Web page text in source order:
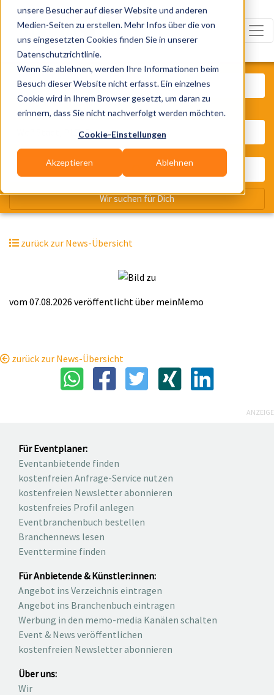
unsere Besucher auf dieser Website und anderen
Medien-Seiten zu erstellen. Mehr Infos über die von
uns eingesetzten Cookies finden Sie in unserer
Datenschutzrichtlinie.
Wenn Sie ablehnen, werden Ihre Informationen beim
Besuch dieser Website nicht erfasst. Ein einzelnes
Cookie wird in Ihrem Browser gesetzt, um daran zu
erinnern, dass Sie nicht nachverfolgt werden möchten.
Cookie-Einstellungen
Akzeptieren Ablehnen
zurück zur News-Übersicht
vom 07.08.2026 veröffentlicht über meinMemo
zurück zur News-Übersicht
Was? Künstler, Zelte, Bands,
Wo? Stadt, PLZ, Ort
Wir suchen für Dich
ANZEIGE
Für Eventplaner:
Eventanbietende finden
kostenfreien Anfrage-Service nutzen
kostenfreien Newsletter abonnieren
kostenfreies Profil anlegen
Eventbranchenbuch bestellen
Branchennews lesen
Eventtermine finden
Für Anbietende & Künstler:innen:
Angebot ins Verzeichnis eintragen
Angebot ins Branchenbuch eintragen
Werbung in den memo-media Kanälen schalten
Event & News veröffentlichen
kostenfreien Newsletter abonnieren
Über uns:
Wir